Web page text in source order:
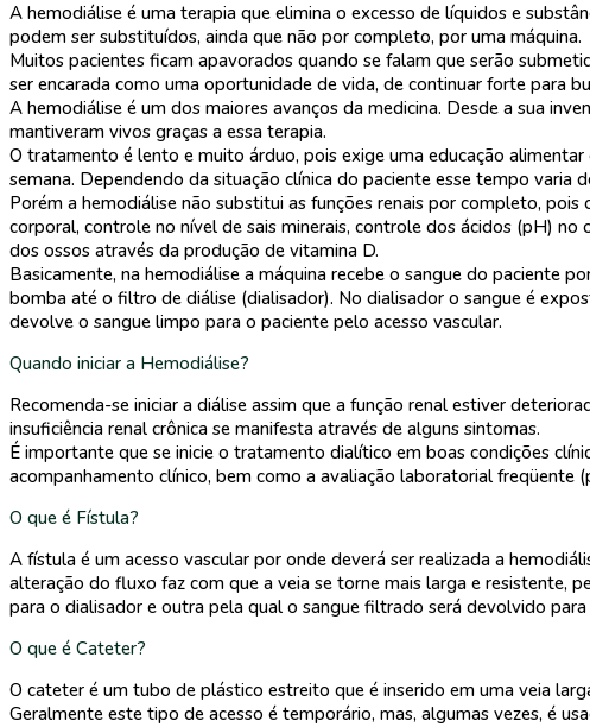
A hemodiálise é uma terapia que elimina o excesso de líquidos e
podem ser substituídos, ainda que não por completo, por uma máquina.
Muitos pacientes ficam apavorados quando se falam que serão
ser encarada como uma oportunidade de vida, de continuar forte para
A hemodiálise é um dos maiores avanços da medicina. Desde a sua
mantiveram vivos graças a essa terapia.
O tratamento é lento e muito árduo, pois exige uma educação
semana. Dependendo da situação clínica do paciente esse tempo varia
Porém a hemodiálise não substitui as funções renais por completo,
corporal, controle no nível de sais minerais, controle dos ácidos (pH)
dos ossos através da produção de vitamina D.
Basicamente, na hemodiálise a máquina recebe o sangue do paciente
bomba até o filtro de diálise (dialisador). No dialisador o sangue é
devolve o sangue limpo para o paciente pelo acesso vascular.
Quando iniciar a Hemodiálise?
Recomenda-se iniciar a diálise assim que a função renal estiver
insuficiência renal crônica se manifesta através de alguns sintomas.
É importante que se inicie o tratamento dialítico em boas condições
acompanhamento clínico, bem como a avaliação laboratorial freqüente
O que é Fístula?
A fístula é um acesso vascular por onde deverá ser realizada a
alteração do fluxo faz com que a veia se torne mais larga e resistente,
para o dialisador e outra pela qual o sangue filtrado será devolvido para
O que é Cateter?
O cateter é um tubo de plástico estreito que é inserido em uma veia
Geralmente este tipo de acesso é temporário, mas, algumas vezes, é